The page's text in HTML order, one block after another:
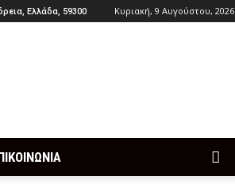
Ελλάδα, 59300 Κυριακή, 9 Αυγούστου, 2026